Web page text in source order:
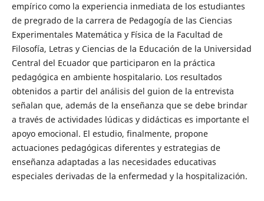
empírico como la experiencia inmediata de los estudiantes
de pregrado de la carrera de Pedagogía de las Ciencias
Experimentales Matemática y Física de la Facultad de
Filosofía, Letras y Ciencias de la Educación de la Universidad
Central del Ecuador que participaron en la práctica
pedagógica en ambiente hospitalario. Los resultados
obtenidos a partir del análisis del guion de la entrevista
señalan que, además de la enseñanza que se debe brindar
a través de actividades lúdicas y didácticas es importante el
apoyo emocional. El estudio, finalmente, propone
actuaciones pedagógicas diferentes y estrategias de
enseñanza adaptadas a las necesidades educativas
especiales derivadas de la enfermedad y la hospitalización.